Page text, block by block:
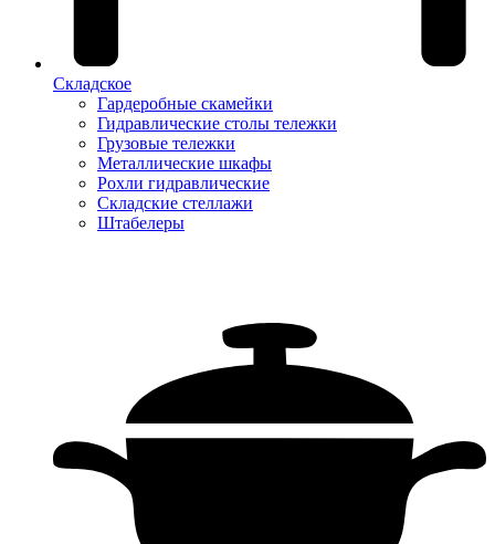
Складское
Гардеробные скамейки
Гидравлические столы тележки
Грузовые тележки
Металлические шкафы
Рохли гидравлические
Складские стеллажи
Штабелеры